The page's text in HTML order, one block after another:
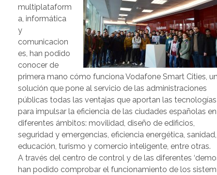
multiplataform
a, informática
y
comunicacion
es, han podido
conocer de
primera mano cómo funciona Vodafone Smart Cities,
solución que pone al servicio de las administraciones
públicas todas las ventajas que aportan las tecnologías
para impulsar la eficiencia de las ciudades españolas en
diferentes ámbitos: movilidad, diseño de edificios,
seguridad y emergencias, eficiencia energética, sanidad,
educación, turismo y comercio inteligente, entre otras.
A través del centro de control y de las diferentes
han podido comprobar el funcionamiento de los